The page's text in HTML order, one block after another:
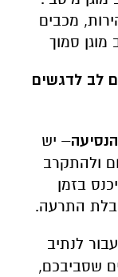
מכבים
מוגן סמוך
לב לדגשים
– יש
ולהתקרב
בזמן
התרעה.
לנתיב
שסביבכם,